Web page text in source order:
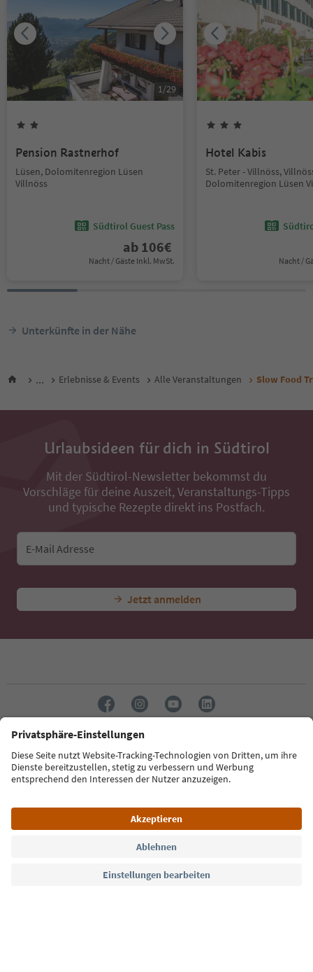
1 /29
Pension Rastnerhof
Lüsen, Dolomitenregion Lüsen
Villnöss
Südtirol Guest Pass
ab 106€
Nacht / Gäste Inkl. MwSt.
Hotel Kabis
St. Peter - Villnöss,
Dolomitenregion Lüsen
Nacht /
Unterkünfte in der Nähe
... Erlebnisse & Events Alle Veranstaltungen Slow Food
Urlaubsideen für dich in Südtirol
Mit der Südtirol-Newsletter bekommst du
Vorschläge für deine Auszeit, Veranstaltungs-Tipps
und typische Rezepte direkt ins Postfach.
E-Mail Adresse
Jetzt anmelden